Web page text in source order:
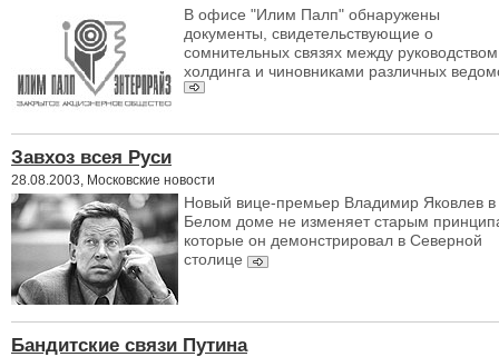
В офисе "Илим Палп" обнаружены
документы, свидетельствующие о
сомнительных связях между руководством
холдинга и чиновниками различных
Завхоз всея Руси
28.08.2003, Московские новости
Новый вице-премьер Владимир Яковлев в
Белом доме не изменяет старым
которые он демонстрировал в Северной
столице
Бандитские связи Путина